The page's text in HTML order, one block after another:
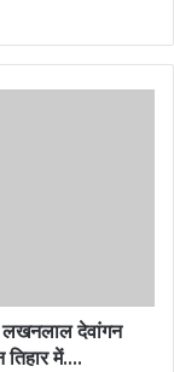
लखनलाल देवांगन
में….